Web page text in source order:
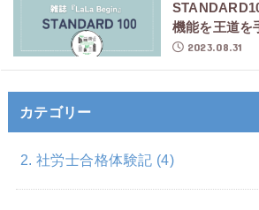
機能を王道を
2023.08.31
カテゴリー
2. 社労士合格体験記 (4)